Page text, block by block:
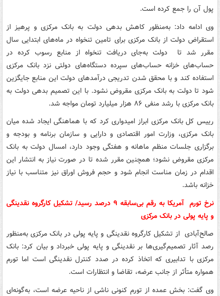
پول آن را جمع کرده است.
وی ادامه داد: به‌منظور کاهش بدهی دولت به بانک مرکزی و پرهیز از
استقراض دولت از بانک مرکزی برای تامین تنخواه در ماه‌های ابتدایی سال
مقرر شد تا دولت به‌جای دریافت تنخواه از منابع رسوب کرده در
حساب‌های خزانه حساب‌های سپرده دستگاه‌های دولتی نزد بانک مرکزی
استفاده کند و با محقق شدن تدریجی درآمدهای دولت این منابع جایگزین
شود تا دولت به بانک مرکزی مقروض نشود. با این تصمیم بدهی دولت به
بانک مرکزی با رشد منفی ۸۶ هزار میلیارد تومان مواجه شد.
رییس کل بانک مرکزی ابراز امیدواری کرد که با هماهنگی ایجاد شده میان
بانک مرکزی، وزارت امور اقتصادی و دارایی و سازمان برنامه‌ و بودجه و
برگزاری جلسات منظم ماهانه و هفتگی وجود دارد، امسال دولت به بانک
مرکزی مقروض نشود؛ همچنین مقرر شده تا در صورت نیاز به انتشار این
اقدام در زمان مناست انجام شود و حجم فروش اوراق نیز متناسب با نیاز
خزانه باشد.
نرخ تورم آمریکا به رقم بی‌سابقه ۹ درصد رسید/ تشکیل کارگروه نقدینگی
و پایه پولی در بانک مرکزی
صالح‌آبادی از تشکیل کارگروه نقدینگی و پایه پولی در بانک مرکزی به‌منظور
رصد آثار تصمیم‌گیری‌ها بر نقدینگی و پایه پولی خبرداد و بیان کرد: بانک
مرکزی با تدابیری که اتخاذ کرده در صدد کنترل نقدینگی است اما تورم
همواره متأثر از جانب عرضه، تقاضا و انتظارات است.
وی گفت: بخش عمده از تورم کنونی ناشی از ناحیه عرضه است، به‌گونه‌ای